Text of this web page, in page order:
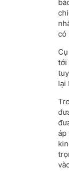
có
tới
lại
áp